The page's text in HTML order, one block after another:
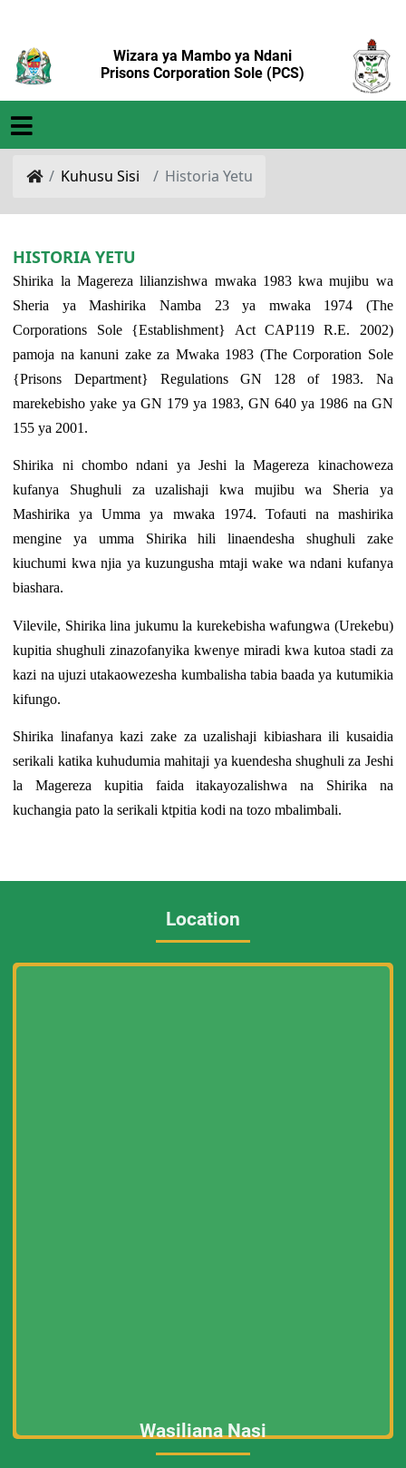
Wizara ya Mambo ya Ndani
Prisons Corporation Sole (PCS)
Kuhusu Sisi Historia Yetu
HISTORIA YETU
Shirika la Magereza lilianzishwa mwaka 1983 kwa mujibu wa
Sheria ya Mashirika Namba 23 ya mwaka 1974 (The
Corporations Sole {Establishment} Act CAP119 R.E. 2002)
pamoja na kanuni zake za Mwaka 1983 (The Corporation Sole
{Prisons Department} Regulations GN 128 of 1983. Na
marekebisho yake ya GN 179 ya 1983, GN 640 ya 1986 na GN
155 ya 2001.
Shirika ni chombo ndani ya Jeshi la Magereza kinachoweza
kufanya Shughuli za uzalishaji kwa mujibu wa Sheria ya
Mashirika ya Umma ya mwaka 1974. Tofauti na mashirika
mengine ya umma Shirika hili linaendesha shughuli zake
kiuchumi kwa njia ya kuzungusha mtaji wake wa ndani kufanya
biashara.
Vilevile, Shirika lina jukumu la kurekebisha wafungwa (Urekebu)
kupitia shughuli zinazofanyika kwenye miradi kwa kutoa stadi za
kazi na ujuzi utakaowezesha kumbalisha tabia baada ya kutumikia
kifungo.
Shirika linafanya kazi zake za uzalishaji kibiashara ili kusaidia
serikali katika kuhudumia mahitaji ya kuendesha shughuli za Jeshi
la Magereza kupitia faida itakayozalishwa na Shirika na
kuchangia pato la serikali ktpitia kodi na tozo mbalimbali.
Location
Wasiliana Nasi